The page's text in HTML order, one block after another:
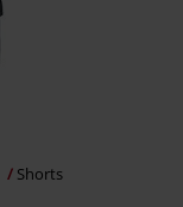
Shorts